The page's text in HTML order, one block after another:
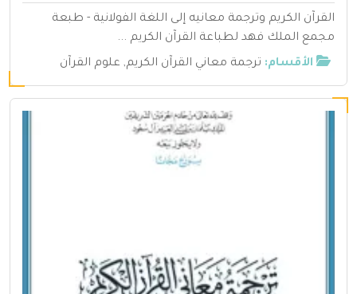
القرآن الكريم وترجمة معانيه إلى اللغة الفولانية - طبعة
مجمع الملك فهد لطباعة القرآن الكريم ...
الأقسام: ترجمة معاني القرآن الكريم, علوم القرآن